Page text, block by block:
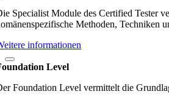
Specialist Module des Certified Tester
Methoden, Techniken
informationen
Level
Foundation Level vermittelt die